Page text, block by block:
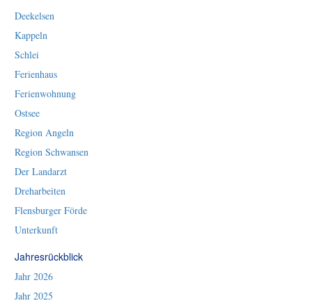
Deekelsen
Kappeln
Schlei
Ferienhaus
Ferienwohnung
Ostsee
Region Angeln
Region Schwansen
Der Landarzt
Dreharbeiten
Flensburger Förde
Unterkunft
Jahresrückblick
Jahr 2026
Jahr 2025